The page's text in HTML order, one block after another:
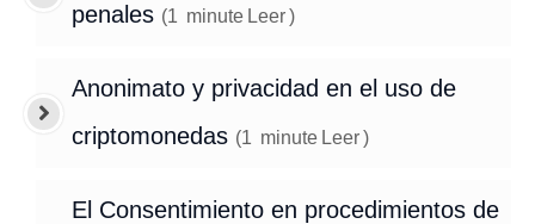
penales (1 minute Leer)
Anonimato y privacidad en el uso de
criptomonedas (1 minute Leer)
El Consentimiento en procedimientos de